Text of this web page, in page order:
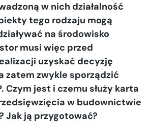
w nich działalność
tego rodzaju mogą
na środowisko
musi więc przed
uzyskać decyzję
zatem zwykle sporządzić
Czym jest i czemu służy karta
w budownictwie
Jak ją przygotować?